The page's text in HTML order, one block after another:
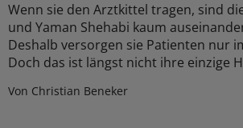
Wenn sie den Arztkittel tragen, sind
und Yaman Shehabi kaum
Deshalb versorgen sie Patienten nur
Doch das ist längst nicht ihre einzige
Von Christian Beneker